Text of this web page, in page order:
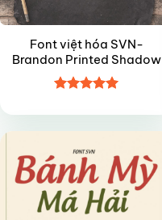
Font việt hóa SVN-
Brandon Printed Shadow
hạng55